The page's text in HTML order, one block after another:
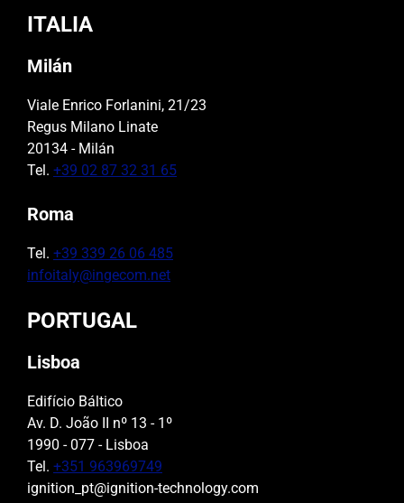
ITALIA
Milán
Viale Enrico Forlanini, 21/23
Regus Milano Linate
20134 - Milán
Tel. +39 02 87 32 31 65
Roma
Tel. +39 339 26 06 485
infoitaly@ingecom.net
PORTUGAL
Lisboa
Edifício Báltico
Av. D. João II nº 13 - 1º
1990 - 077 - Lisboa
Tel. +351 963969749
ignition_pt@ignition-technology.com